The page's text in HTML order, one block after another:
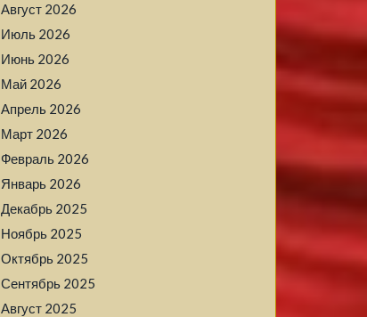
Август 2026
Июль 2026
Июнь 2026
Май 2026
Апрель 2026
Март 2026
Февраль 2026
Январь 2026
Декабрь 2025
Ноябрь 2025
Октябрь 2025
Сентябрь 2025
Август 2025